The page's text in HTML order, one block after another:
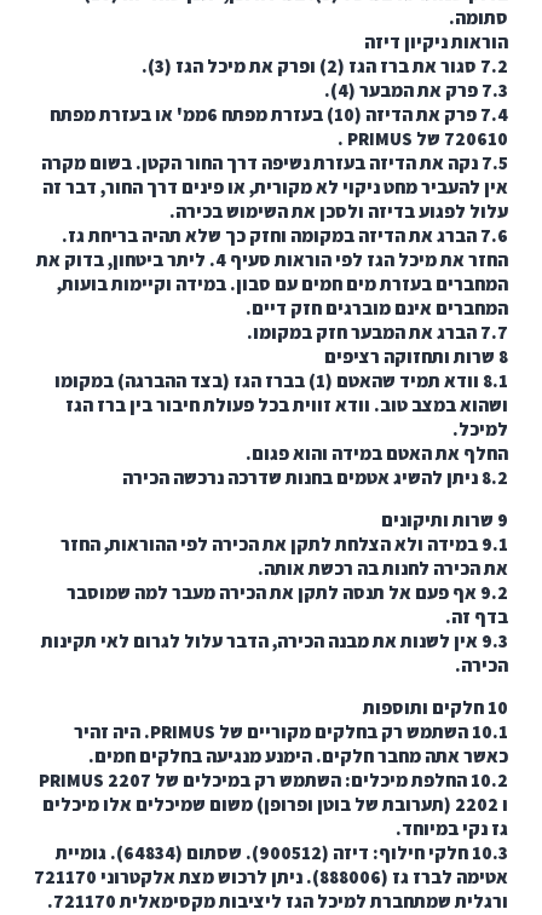
ניקיון דיזה
7.4 פרק את הדיזה (10) בעזרת מפתח 6ממ' או בעזרת מפתח
נקה את הדיזה בעזרת נשיפה דרך החור הקטן. בשום מקרה
מחט ניקוי לא מקורית, או פינים דרך החור, דבר זה
לפגוע בדיזה ולסכן את השימוש בכירה.
7.6 הברג את הדיזה במקומה וחזק כך שלא תהיה בריחת גז.
החזר את מיכל הגז לפי הוראות סעיף 4. ליתר ביטחון, בדוק את
בעזרת מים חמים עם סבון. במידה וקיימות בועות,
אינם מוברגים חזק דיים.
8.1 וודא תמיד שהאטם (1) בברז הגז (בצד ההברגה) במקומו
במצב טוב. וודא זווית בכל פעולת חיבור בין ברז הגז
את האטם במידה והוא פגום.
במידה ולא הצלחת לתקן את הכירה לפי ההוראות, החזר
לחנות בה רכשת אותה.
9.2 אף פעם אל תנסה לתקן את הכירה מעבר למה שמוסבר
אין לשנות את מבנה הכירה, הדבר עלול לגרום לאי תקינות
10.1 השתמש רק בחלקים מקוריים של PRIMUS. היה זהיר
אתה מחבר חלקים. הימנע מנגיעה בחלקים חמים.
10.2 החלפת מיכלים: השתמש רק במיכלים של PRIMUS 2207
ו 2202 (תערובת של בוטן ופרופן) משום שמיכלים אלו מיכלים
במיוחד.
10.3 חלקי חילוף: דיזה (900512). שסתום (64834). גומיית
אטימה לברז גז (888006). ניתן לרכוש מצת אלקטרוני 721170
שמתחברת למיכל הגז ליציבות מקסימאלית 721170.